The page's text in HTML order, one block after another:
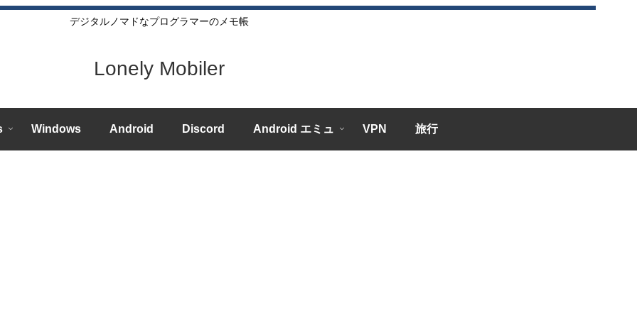
デジタルノマドなプログラマーのメモ帳
Lonely Mobiler
Windows Android Discord Android エミュ VPN 旅行